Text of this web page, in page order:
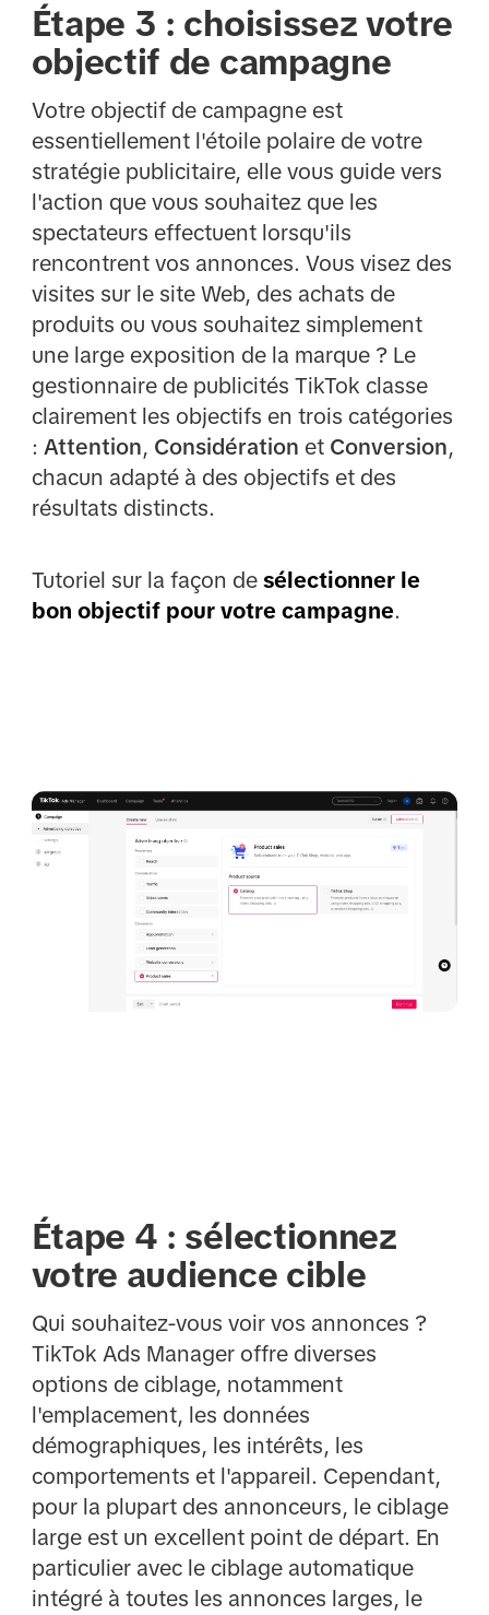
Étape 3 : choisissez votre
objectif de campagne
Votre objectif de campagne est
essentiellement l'étoile polaire de votre
stratégie publicitaire, elle vous guide vers
l'action que vous souhaitez que les
spectateurs effectuent lorsqu'ils
rencontrent vos annonces. Vous visez des
visites sur le site Web, des achats de
produits ou vous souhaitez simplement
une large exposition de la marque ? Le
gestionnaire de publicités TikTok classe
clairement les objectifs en trois catégories
: Attention, Considération et Conversion,
chacun adapté à des objectifs et des
résultats distincts.
Tutoriel sur la façon de sélectionner le
bon objectif pour votre campagne.
Étape 4 : sélectionnez
votre audience cible
Qui souhaitez-vous voir vos annonces ?
TikTok Ads Manager offre diverses
options de ciblage, notamment
l'emplacement, les données
démographiques, les intérêts, les
comportements et l'appareil. Cependant,
pour la plupart des annonceurs, le ciblage
large est un excellent point de départ. En
particulier avec le ciblage automatique
intégré à toutes les annonces larges, le